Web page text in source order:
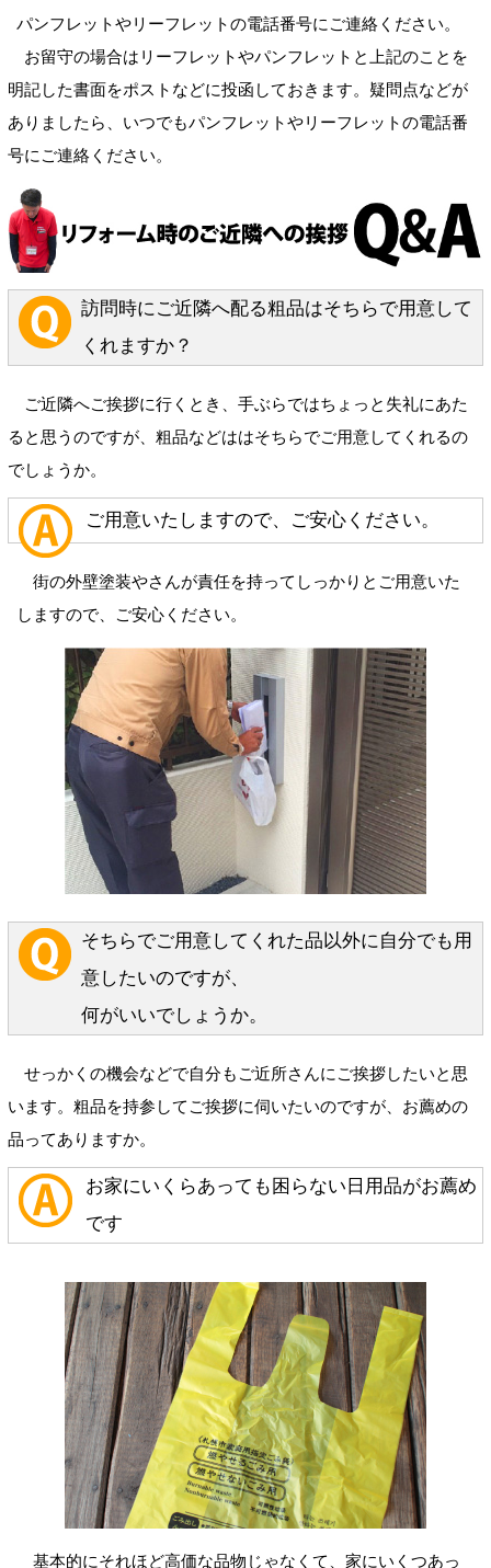
パンフレットやリーフレットの電話番号にご連絡ください。
お留守の場合はリーフレットやパンフレットと上記のことを
明記した書面をポストなどに投函しておきます。疑問点などが
ありましたら、いつでもパンフレットやリーフレットの電話番
号にご連絡ください。
訪問時にご近隣へ配る粗品はそちらで用意して
くれますか？
ご近隣へご挨拶に行くとき、手ぶらではちょっと失礼にあた
ると思うのですが、粗品などははそちらでご用意してくれるの
でしょうか。
ご用意いたしますので、ご安心ください。
街の外壁塗装やさんが責任を持ってしっかりとご用意いた
しますので、ご安心ください。
そちらでご用意してくれた品以外に自分でも用
意したいのですが、
何がいいでしょうか。
せっかくの機会などで自分もご近所さんにご挨拶したいと思
います。粗品を持参してご挨拶に伺いたいのですが、お薦めの
品ってありますか。
お家にいくらあっても困らない日用品がお薦め
です
基本的にそれほど高価な品物じゃなくて、家にいくつあっ